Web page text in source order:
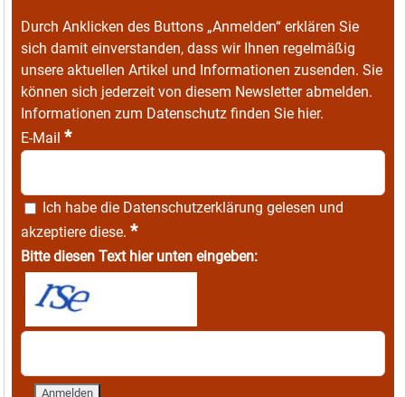
Durch Anklicken des Buttons „Anmelden“ erklären Sie
sich damit einverstanden, dass wir Ihnen regelmäßig
unsere aktuellen Artikel und Informationen zusenden. Sie
können sich jederzeit von diesem Newsletter abmelden.
Informationen zum Datenschutz finden Sie hier.
E-Mail *
Ich habe die Datenschutzerklärung gelesen und
akzeptiere diese. *
Bitte diesen Text hier unten eingeben: